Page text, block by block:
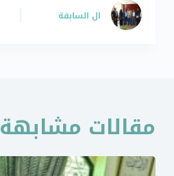
الالسابقة
مقالات مشابهة